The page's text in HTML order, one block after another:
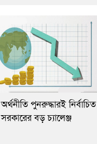
অর্থনীতি পুনরুদ্ধারই নির্বাচিত
সরকারের বড় চ্যালেঞ্জ